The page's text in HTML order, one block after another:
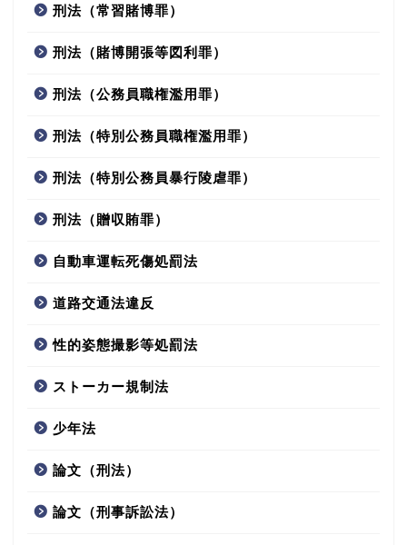
刑法（常習賭博罪）
刑法（賭博開張等図利罪）
刑法（公務員職権濫用罪）
刑法（特別公務員職権濫用罪）
刑法（特別公務員暴行陵虐罪）
刑法（贈収賄罪）
自動車運転死傷処罰法
道路交通法違反
性的姿態撮影等処罰法
ストーカー規制法
少年法
論文（刑法）
論文（刑事訴訟法）